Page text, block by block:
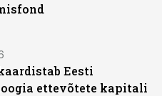
Eesti
ettevõtete kapitali